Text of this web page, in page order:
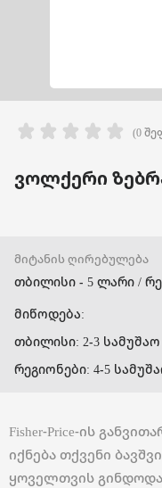
(0
ვოლქერი
მიტანის ღირებულება
თბილისი - 5 ლარი /
მიწოდება:
თბილისი: 2-3
რეგიონები: 4-5
Fisher-Price-ის
იქნება თქვენი
ყოველთვის